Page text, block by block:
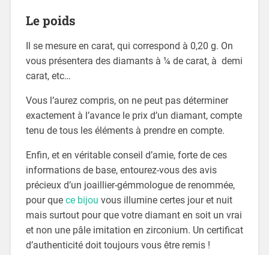
Le poids
Il se mesure en carat, qui correspond à 0,20 g. On
vous présentera des diamants à ¼ de carat, à demi
carat, etc…
Vous l’aurez compris, on ne peut pas déterminer
exactement à l’avance le prix d’un diamant, compte
tenu de tous les éléments à prendre en compte.
Enfin, et en véritable conseil d’amie, forte de ces
informations de base, entourez-vous des avis
précieux d’un joaillier-gémmologue de renommée,
pour que ce bijou vous illumine certes jour et nuit
mais surtout pour que votre diamant en soit un vrai
et non une pâle imitation en zirconium. Un certificat
d’authenticité doit toujours vous être remis !